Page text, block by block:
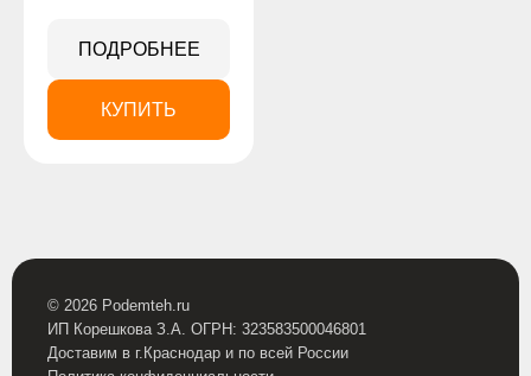
ПОДРОБНЕЕ
КУПИТЬ
© 2026 Podemteh.ru
ИП Корешкова З.А. ОГРН: 323583500046801
Доставим в г.Краснодар и по всей России